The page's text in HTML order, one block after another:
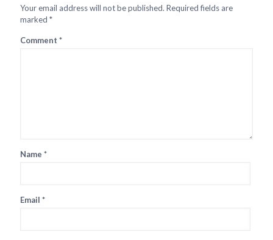
Your email address will not be published. Required fields are
marked *
Comment *
Name *
Email *